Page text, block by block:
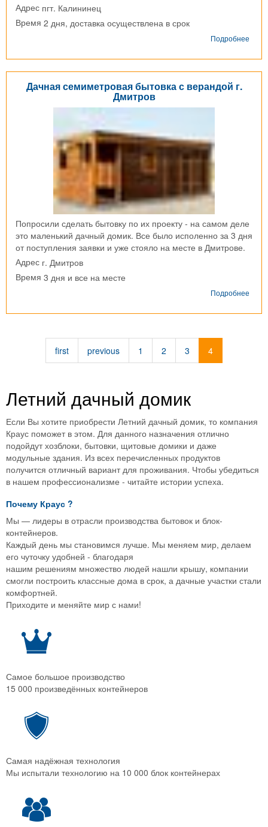
Адрес пгт. Калининец
Время 2 дня, доставка осуществлена в срок
Подробнее
Дачная семиметровая бытовка с верандой г.
Дмитров
Попросили сделать бытовку по их проекту - на самом деле
это маленький дачный домик. Все было исполенно за 3 дня
от поступления заявки и уже стояло на месте в Дмитрове.
Адрес г. Дмитров
Время 3 дня и все на месте
Подробнее
first previous 1 2 3 4
Летний дачный домик
Если Вы хотите приобрести Летний дачный домик, то компания
Краус поможет в этом. Для данного назначения отлично
подойдут хозблоки, бытовки, щитовые домики и даже
модульные здания. Из всех перечисленных продуктов
получится отличный вариант для проживания. Чтобы убедиться
в нашем профессионализме - читайте истории успеха.
Почему Краус ?
Мы — лидеры в отрасли производства бытовок и блок-
контейнеров.
Каждый день мы становимся лучше. Мы меняем мир, делаем
его чуточку удобней - благодаря
нашим решениям множество людей нашли крышу, компании
смогли построить классные дома в срок, а дачные участки стали
комфортней.
Приходите и меняйте мир с нами!
Самое большое производство
15 000 произведённых контейнеров
Самая надёжная технология
Мы испытали технологию на 10 000 блок контейнерах